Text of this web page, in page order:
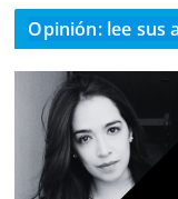
Opinión: lee sus